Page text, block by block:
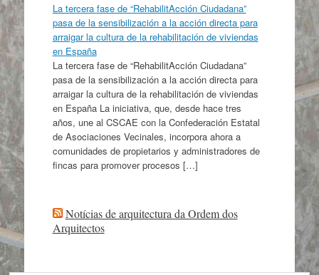
La tercera fase de “RehabilitAcción Ciudadana”
pasa de la sensibilización a la acción directa para
arraigar la cultura de la rehabilitación de viviendas
en España
La tercera fase de “RehabilitAcción Ciudadana”
pasa de la sensibilización a la acción directa para
arraigar la cultura de la rehabilitación de viviendas
en España La iniciativa, que, desde hace tres
años, une al CSCAE con la Confederación Estatal
de Asociaciones Vecinales, incorpora ahora a
comunidades de propietarios y administradores de
fincas para promover procesos […]
Notícias de arquitectura da Ordem dos
Arquitectos